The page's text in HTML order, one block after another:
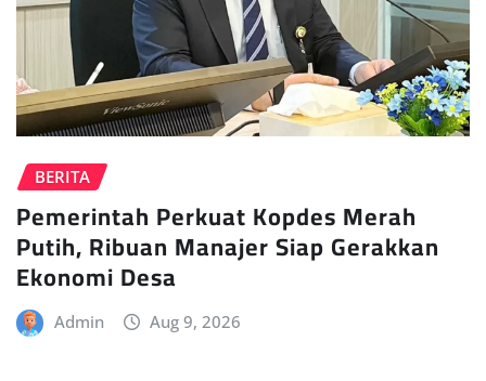
BERITA
Pemerintah Perkuat Kopdes Merah
Putih, Ribuan Manajer Siap Gerakkan
Ekonomi Desa
Admin Aug 9, 2026